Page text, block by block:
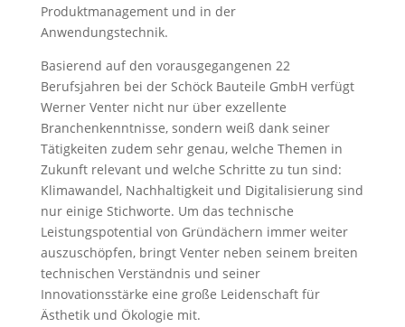
Produktmanagement und in der
Anwendungstechnik.
Basierend auf den vorausgegangenen 22
Berufsjahren bei der Schöck Bauteile GmbH verfügt
Werner Venter nicht nur über exzellente
Branchenkenntnisse, sondern weiß dank seiner
Tätigkeiten zudem sehr genau, welche Themen in
Zukunft relevant und welche Schritte zu tun sind:
Klimawandel, Nachhaltigkeit und Digitalisierung sind
nur einige Stichworte. Um das technische
Leistungspotential von Gründächern immer weiter
auszuschöpfen, bringt Venter neben seinem breiten
technischen Verständnis und seiner
Innovationsstärke eine große Leidenschaft für
Ästhetik und Ökologie mit.